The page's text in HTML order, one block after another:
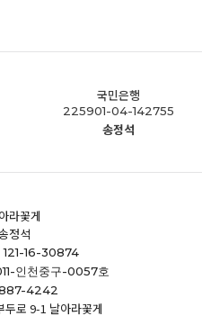
국민은행
225901-04-142755
송정석
라꽃게
정석
121-16-30874
인천중구-0057호
4242
두로 9-1 날아라꽃게